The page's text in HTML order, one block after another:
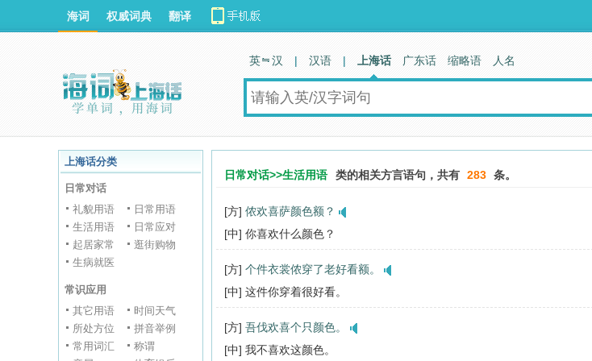
海词 权威词典 翻译
英 汉 | 汉语 | 上海话 广东话 缩略语 人名
上海话分类
日常对话
礼貌用语
日常用语
生活用语
日常应对
起居家常
逛街购物
生病就医
常识应用
其它用语
时间天气
所处方位
拼音举例
常用词汇
称谓
日常对话>>生活用语 类的相关方言语句，共有 283 条。
[方] 侬欢喜萨颜色额？
[中] 你喜欢什么颜色？
[方] 个件衣裳侬穿了老好看额。
[中] 这件你穿着很好看。
[方] 吾伐欢喜个只颜色。
[中] 我不喜欢这颜色。